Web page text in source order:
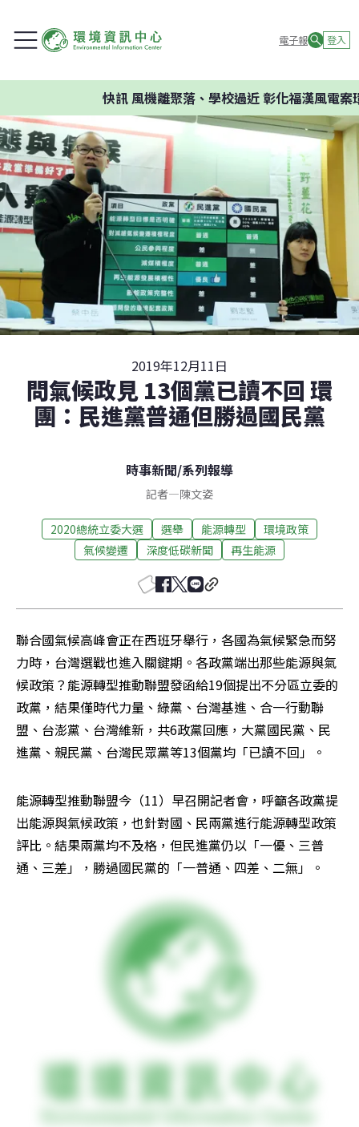
電子報 登入
風機離聚落、學校過近 彰化福漢風電案環委建
2019年12月11日
問氣候政見 13個黨已讀不回 環
團：民進黨普通但勝過國民黨
時事新聞/系列報導
記者—陳文姿
2020總統立委大選 選舉 能源轉型
環境政策
氣候變遷
深度低碳新聞 再生能源
聯合國氣候高峰會正在西班牙舉行，各國為氣候緊急而努
力時，台灣選戰也進入關鍵期。各政黨端出那些能源與氣
候政策？能源轉型推動聯盟發函給19個提出不分區立委的
政黨，結果僅時代力量、綠黨、台灣基進、合一行動聯
盟、台澎黨、台灣維新，共6政黨回應，大黨國民黨、民
進黨、親民黨、台灣民眾黨等13個黨均「已讀不回」。
能源轉型推動聯盟今（11）早召開記者會，呼籲各政黨提
出能源與氣候政策，也針對國、民兩黨進行能源轉型政策
評比。結果兩黨均不及格，但民進黨仍以「一優、三普
通、三差」，勝過國民黨的「一普通、四差、二無」。